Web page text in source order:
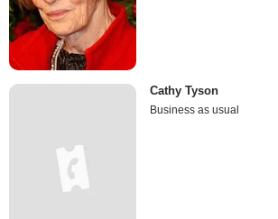
Cathy Tyson
Business as usual